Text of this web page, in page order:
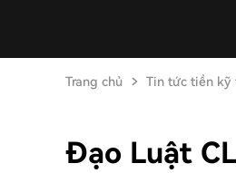
Trang chủ Tin tức tiền kỹ
Đạo Luật